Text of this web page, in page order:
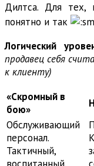
Дилтса. Для
понятно и так
Логический
продавец себя
к клиенту)
«Скромный в
бою»
Обслуживающий
персонал.
Тактичный,